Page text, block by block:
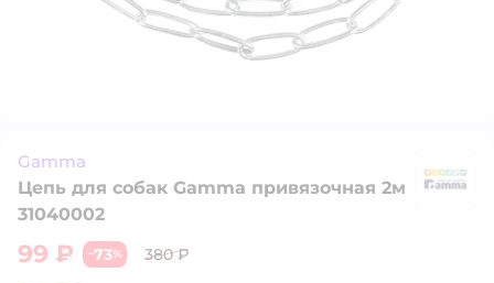
Gamma
Цепь для собак Gamma привязочная 2м
31040002
99 ₽ −73%
380 ₽